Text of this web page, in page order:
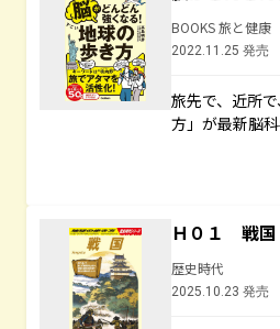
BOOKS 旅と健康
2022.11.25 発売
旅先で、近所
方」が最新脳
Ｈ０１ 戦国
歴史時代
2025.10.23 発売